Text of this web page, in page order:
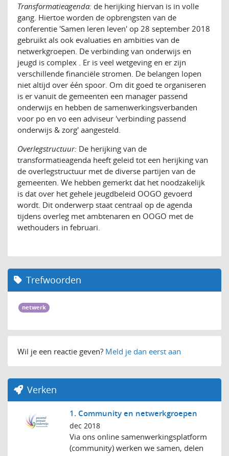
Transformatieagenda: de herijking hiervan is in volle
gang. Hiertoe worden de opbrengsten van de
conferentie 'Samen leren leven' op 28 september 2018
gebruikt als ook evaluaties en ambities van de
netwerkgroepen. De verbinding van onderwijs en
jeugd is complex . Er is veel wetgeving en er zijn
verschillende financiële stromen. De belangen lopen
niet altijd over één spoor. Om dit goed te organiseren
is er vanuit de gemeenten een manager passend
onderwijs en hebben de samenwerkingsverbanden
voor po en vo een adviseur 'verbinding passend
onderwijs & zorg' aangesteld.
Overlegstructuur:De herijking van de
transformatieagenda heeft geleid tot een herijking van
de overlegstructuur met de diverse partijen van de
gemeenten. We hebben gemerkt dat het noodzakelijk
is dat over het gehele jeugdbeleid OOGO gevoerd
wordt. Dit onderwerp staat centraal op de agenda
tijdens overleg met ambtenaren en OOGO met de
wethouders in februari.
Trefwoorden
netwerk
Wil je een reactie geven? Meld je dan eerst aan
Verken
1. Community en netwerkgroepen
dec 2018
Via ons online samenwerkingsplatform
(community) werken we samen, delen